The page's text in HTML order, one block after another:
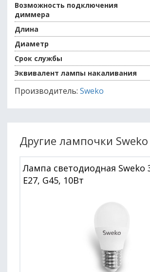
Возможность подключения
диммера
Длина
Диаметр
Срок службы
Эквивалент лампы накаливания
Производитель: Sweko
Другие лампочки Sweko
Лампа светодиодная Sweko
E27, G45, 10Вт